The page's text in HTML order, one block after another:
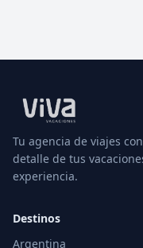
Tu agencia de viajes
detalle de tus
experiencia.
Destinos
Argentina